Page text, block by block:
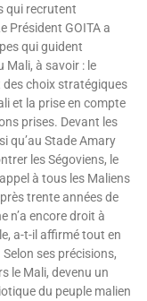
qui recrutent
Président GOITA a
qui guident
Mali, à savoir : le
des choix stratégiques
et la prise en compte
prises. Devant les
qu’au Stade Amary
les Ségoviens, le
à tous les Maliens
trente années de
n’a encore droit à
a-t-il affirmé tout en
ses précisions,
le Mali, devenu un
du peuple malien